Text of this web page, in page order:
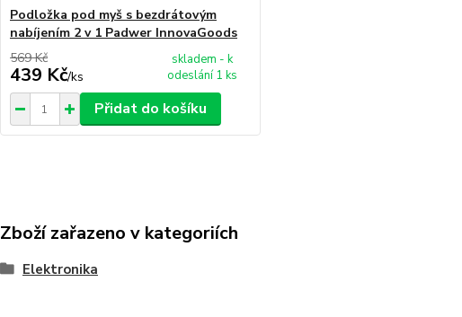
Podložka pod myš s bezdrátovým
nabíjením 2 v 1 Padwer InnovaGoods
569 Kč
439 Kč/ks
skladem - k
odeslání 1 ks
Přidat do košíku
Zboží zařazeno v kategoriích
Elektronika